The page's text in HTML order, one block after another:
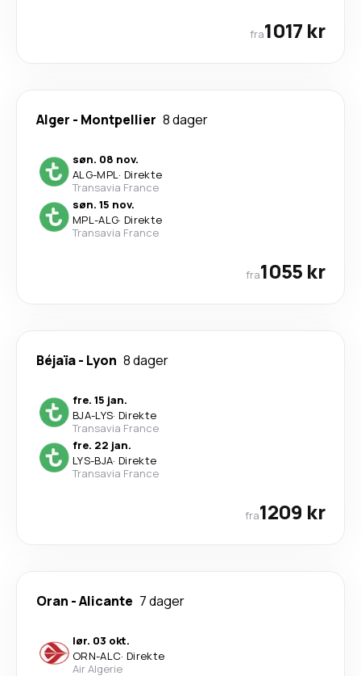
fra1017 kr
Alger - Montpellier 8 dager
søn. 08 nov.
ALG-MPL· Direkte
Transavia France
søn. 15 nov.
MPL-ALG· Direkte
Transavia France
fra1055 kr
Béjaïa- Lyon 8 dager
fre. 15 jan.
BJA-LYS· Direkte
Transavia France
fre. 22 jan.
LYS-BJA· Direkte
Transavia France
fra1209 kr
Oran -Alicante 7 dager
lør. 03 okt.
ORN-ALC· Direkte
Air Algerie